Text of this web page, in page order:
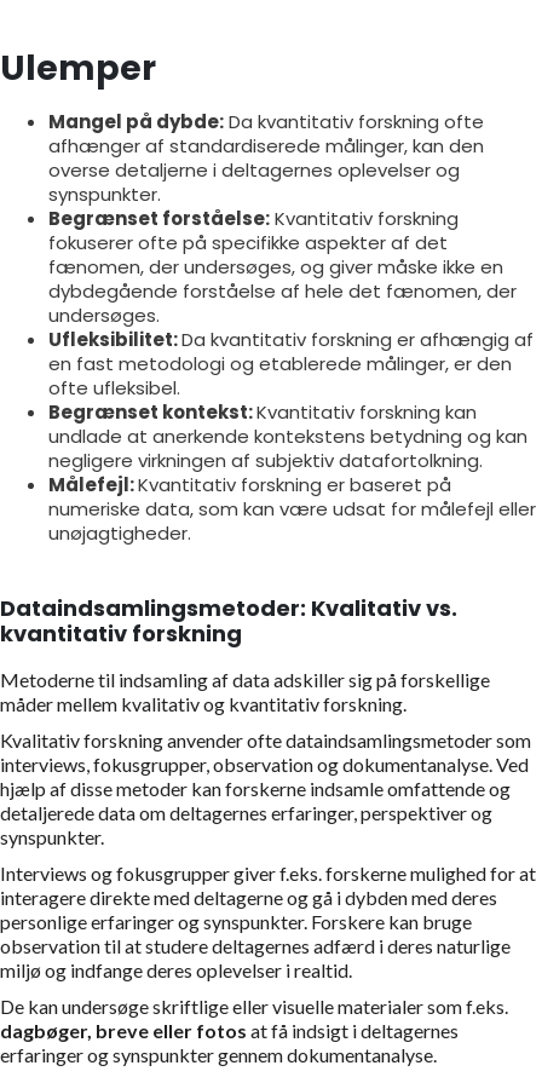
Ulemper
Mangel på dybde:Da kvantitativ forskning ofte
afhænger af standardiserede målinger, kan den
overse detaljerne i deltagernes oplevelser og
synspunkter.
Begrænset forståelse:Kvantitativ forskning
fokuserer ofte på specifikke aspekter af det
fænomen, der undersøges, og giver måske ikke en
dybdegående forståelse af hele det fænomen, der
undersøges.
Ufleksibilitet:Da kvantitativ forskning er afhængig af
en fast metodologi og etablerede målinger, er den
ofte ufleksibel.
Begrænset kontekst:Kvantitativ forskning kan
undlade at anerkende kontekstens betydning og kan
negligere virkningen af subjektiv datafortolkning.
Målefejl:Kvantitativ forskning er baseret på
numeriske data, som kan være udsat for målefejl eller
unøjagtigheder.
Dataindsamlingsmetoder: Kvalitativ vs.
kvantitativ forskning
Metoderne til indsamling af data adskiller sig på forskellige
måder mellem kvalitativ og kvantitativ forskning.
Kvalitativ forskning anvender ofte dataindsamlingsmetoder som
interviews, fokusgrupper, observation og dokumentanalyse. Ved
hjælp af disse metoder kan forskerne indsamle omfattende og
detaljerede data om deltagernes erfaringer, perspektiver og
synspunkter.
Interviews og fokusgrupper giver f.eks. forskerne mulighed for at
interagere direkte med deltagerne og gå i dybden med deres
personlige erfaringer og synspunkter. Forskere kan bruge
observation til at studere deltagernes adfærd i deres naturlige
miljø og indfange deres oplevelser i realtid.
De kan undersøge skriftlige eller visuelle materialer som f.eks.
dagbøger, breve eller fotos at få indsigt i deltagernes
erfaringer og synspunkter gennem dokumentanalyse.